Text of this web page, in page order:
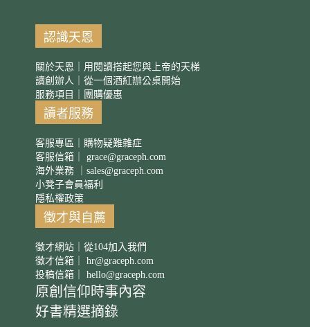
認識天恩
關於天恩｜用閱讀搭起您與上帝的天梯
讀創辦人｜從一個酒紅辦公桌開始
服務項目｜團購優惠
讀者服務
客服專區｜購物疑難雜症
客服信箱｜ grace@graceph.com
海外業務 ｜ sales@graceph.com
小凳子會員福利
隱私權政策
徵才與自薦
徵才網站｜從104加入我們
徵才信箱｜ hr@graceph.com
投稿信箱｜ hello@graceph.com
原創信仰時事內容
好書精選摘錄